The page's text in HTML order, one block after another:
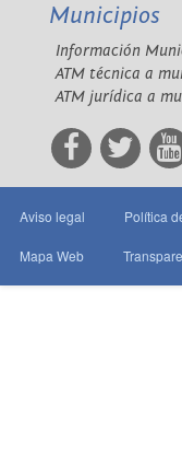
Municipios
Información
ATM técnica a
ATM jurídica a
Aviso legal Política
Mapa Web